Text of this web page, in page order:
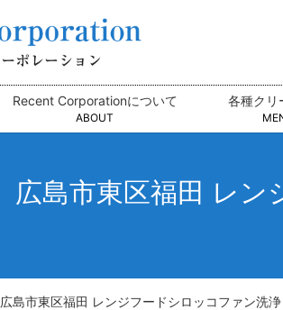
Recent Corporationについて
ABOUT
各種クリ
広島市東区福田 レ
広島市東区福田 レンジフードシロッコファン洗浄